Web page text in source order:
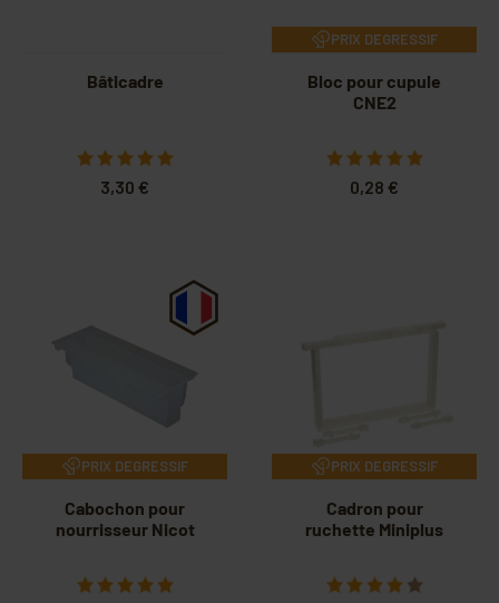
Bâticadre
3,30 €
PRIX DEGRESSIF
Bloc pour cupule
CNE2
0,28 €
PRIX DEGRESSIF
Cabochon pour
nourrisseur Nicot
PRIX DEGRESSIF
Cadron pour
ruchette Miniplus